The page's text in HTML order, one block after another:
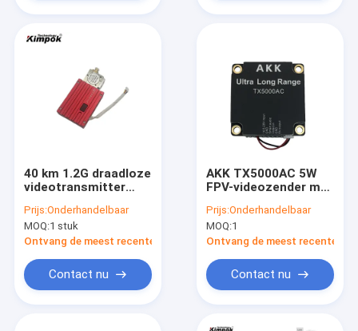
40 km 1.2G draadloze
videotransmitter
RF Power Long Range
Transmission voor
drone
Prijs:Onderhandelbaar
MOQ:1 stuk
Ontvang de meest recente Prijs
Contact nu
AKK TX5000AC 5W
FPV-videozender met
6G-frequentie voor
toepassingen met
drones op lange
Prijs:Onderhandelbaar
MOQ:1
Ontvang de meest recente
Contact nu